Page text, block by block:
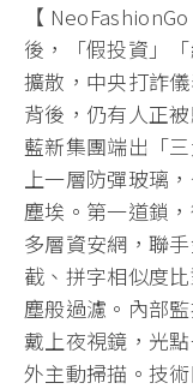
【
後，「假投資」
擴散，中央打詐
背後，仍有人正
藍新集團端出「
上一層防彈玻璃
塵埃。第一道鎖
多層資安網，聯
截、拼字相似度
塵般過濾。內部
戴上夜視鏡，光
外主動掃描。技